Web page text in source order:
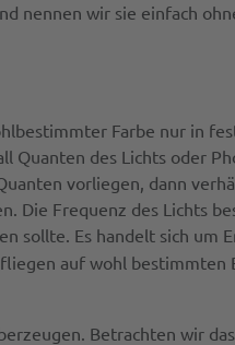
nennen wir sie einfach
Farbe nur in
Quanten des Lichts oder
vorliegen, dann
Die Frequenz des Lichts
sollte. Es handelt sich um
auf wohl bestimmten
Betrachten wir